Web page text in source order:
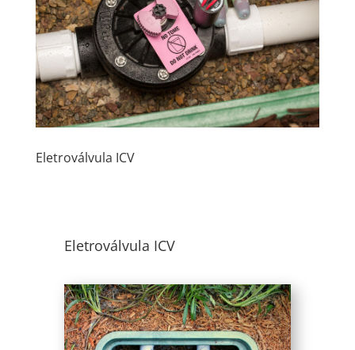
Eletroválvula ICV
Eletroválvula ICV